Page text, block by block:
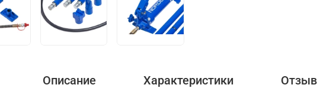
Описание Характеристики